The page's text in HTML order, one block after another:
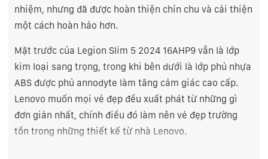
nhiệm, nhưng đã được hoàn thiện chỉn chu và cải thiện
một cách hoàn hảo hơn.
Mặt trước của Legion Slim 5 2024 16AHP9 vẫn là lớp
kim loại sang trọng, trong khi bên dưới là lớp phủ nhựa
ABS được phủ annodyte làm tăng cảm giác cao cấp.
Lenovo muốn mọi vẻ đẹp đều xuất phát từ những gì
đơn giản nhất, chính điều đó làm nên vẻ đẹp trường
tồn trong những thiết kế từ nhà Lenovo.